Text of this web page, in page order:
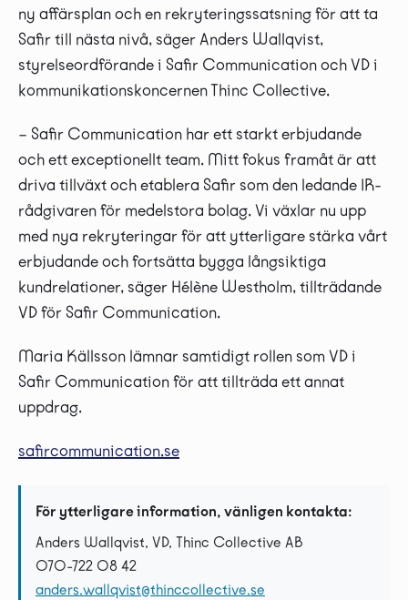
ny affärsplan och en rekryteringssatsning för att ta
Safir till nästa nivå, säger Anders Wallqvist,
styrelseordförande i Safir Communication och VD i
kommunikationskoncernen Thinc Collective.
– Safir Communication har ett starkt erbjudande
och ett exceptionellt team. Mitt fokus framåt är att
driva tillväxt och etablera Safir som den ledande IR-
rådgivaren för medelstora bolag. Vi växlar nu upp
med nya rekryteringar för att ytterligare stärka vårt
erbjudande och fortsätta bygga långsiktiga
kundrelationer, säger Hélène Westholm, tillträdande
VD för Safir Communication.
Maria Källsson lämnar samtidigt rollen som VD i
Safir Communication för att tillträda ett annat
uppdrag.
safircommunication.se
För ytterligare information, vänligen kontakta:
Anders Wallqvist, VD, Thinc Collective AB
070-722 08 42
anders.wallqvist@thinccollective.se